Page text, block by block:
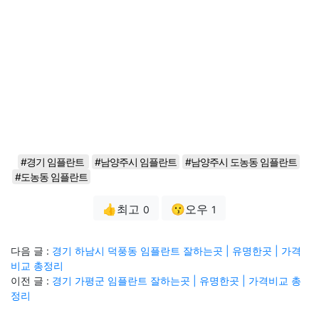
#경기 임플란트 #남양주시 임플란트
#남양주시 도농동 임플란트
#도농동 임플란트
👍최고 0 😗오우 1
다음 글 : 경기 하남시 덕풍동 임플란트 잘하는곳 | 유명한곳 | 가격
비교 총정리
이전 글 : 경기 가평군 임플란트 잘하는곳 | 유명한곳 | 가격비교 총
정리